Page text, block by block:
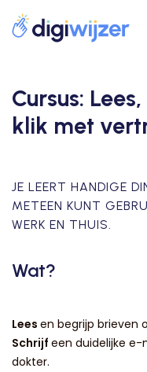
Cursus:
klik met
JE LEERT HANDIGE
METEEN KUNT
WERK EN THUIS.
Wat?
Lees en begrijp brieven
Schrijf een duidelijke e-
dokter.